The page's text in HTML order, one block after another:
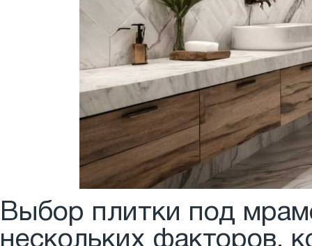
Выбор плитки под
нескольких факторов,